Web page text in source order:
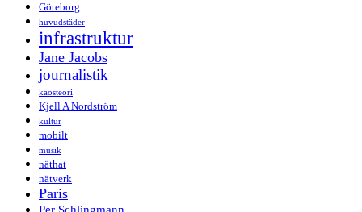
Göteborg
huvudstäder
infrastruktur
Jane Jacobs
journalistik
kaosteori
Kjell A Nordström
kultur
mobilt
musik
näthat
nätverk
Paris